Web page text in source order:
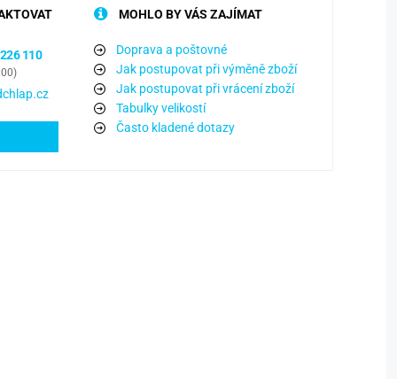
110
MOHLO BY VÁS ZAJÍMAT
Doprava a poštovné
Jak postupovat při výměně zboží
Jak postupovat při vrácení zboží
Tabulky velikostí
Často kladené dotazy